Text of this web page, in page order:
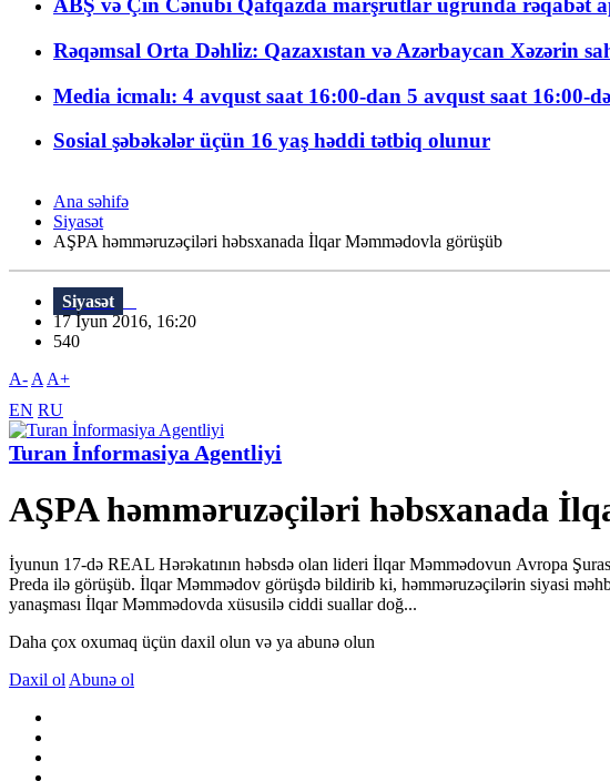
ABŞ və Çin Cənubi Qafqazda marşrutlar uğrunda rəqabət
Rəqəmsal Orta Dəhliz: Qazaxıstan və Azərbaycan Xəzərin
Media icmalı: 4 avqust saat 16:00-dan 5 avqust saat 16:00-
Sosial şəbəkələr üçün 16 yaş həddi tətbiq olunur
Ana səhifə
Siyasət
AŞPA həmməruzəçiləri həbsxanada İlqar Məmmədovla görüşüb
Siyasət
17 İyun 2016, 16:20
540
A- A A+
EN RU
Turan İnformasiya Agentliyi
AŞPA həmməruzəçiləri həbsxanada
İyunun 17-də REAL Hərəkatının həbsdə olan lideri İlqar Məmmədovun Avropa
Preda ilə görüşüb. İlqar Məmmədov görüşdə bildirib ki, həmməruzəçilərin siyasi
yanaşması İlqar Məmmədovda xüsusilə ciddi suallar doğ...
Daha çox oxumaq üçün daxil olun və ya abunə olun
Daxil ol Abunə ol